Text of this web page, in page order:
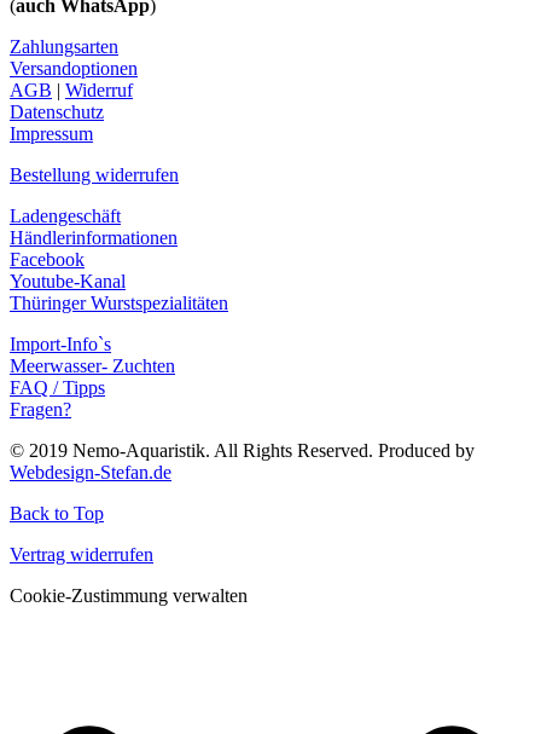
(auch WhatsApp)
Zahlungsarten
Versandoptionen
AGB | Widerruf
Datenschutz
Impressum
Bestellung widerrufen
Ladengeschäft
Händlerinformationen
Facebook
Youtube-Kanal
Thüringer Wurstspezialitäten
Import-Info`s
Meerwasser- Zuchten
FAQ / Tipps
Fragen?
© 2019 Nemo-Aquaristik. All Rights Reserved. Produced by
Webdesign-Stefan.de
Back to Top
Vertrag widerrufen
Cookie-Zustimmung verwalten